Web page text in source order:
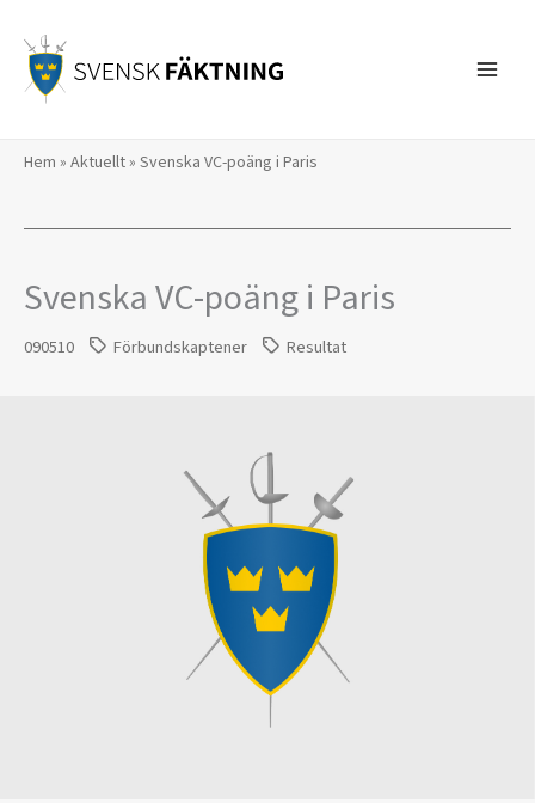
innehåll
Hem » Aktuellt» Svenska VC-poäng i Paris
Svenska VC-poäng i Paris
090510 Förbundskaptener Resultat